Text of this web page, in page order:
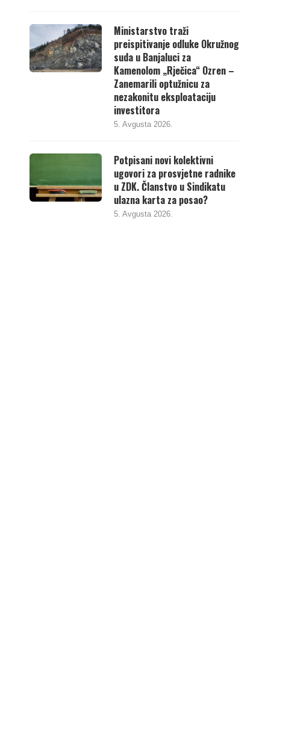
Ministarstvo traži
preispitivanje odluke Okružnog
suda u Banjaluci za
Kamenolom „Rječica“ Ozren –
Zanemarili optužnicu za
nezakonitu eksploataciju
investitora
5. Avgusta 2026.
Potpisani novi kolektivni
ugovori za prosvjetne radnike
u ZDK. Članstvo u Sindikatu
ulazna karta za posao?
5. Avgusta 2026.